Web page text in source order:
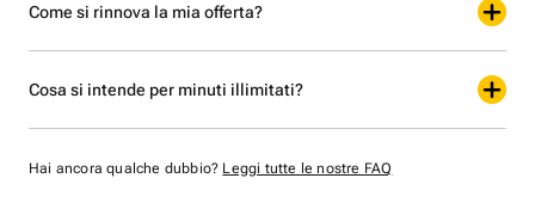
Come si rinnova la mia offerta?
Cosa si intende per minuti illimitati?
Hai ancora qualche dubbio? Leggi tutte le nostre FAQ